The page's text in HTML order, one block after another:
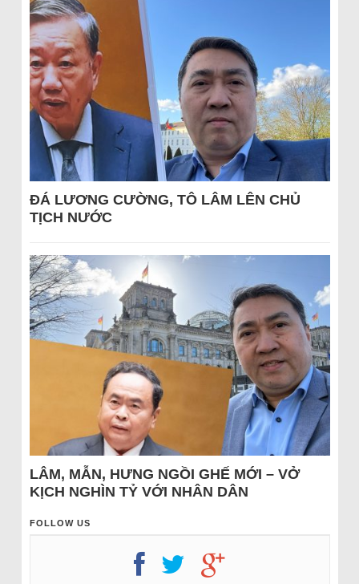
ĐÁ LƯƠNG CƯỜNG, TÔ LÂM LÊN CHỦ
TỊCH NƯỚC
LÂM, MẪN, HƯNG NGỒI GHẾ MỚI – VỞ
KỊCH NGHÌN TỶ VỚI NHÂN DÂN
FOLLOW US